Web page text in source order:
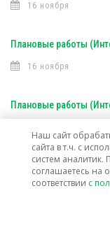
16 ноября
Плановые работы
16 ноября
Плановые работы
Открыта техническая
Лосино-Петровский
Наш сайт
сайта в т.ч. с
систем аналитик.
соглашаетесь на
соответствии с